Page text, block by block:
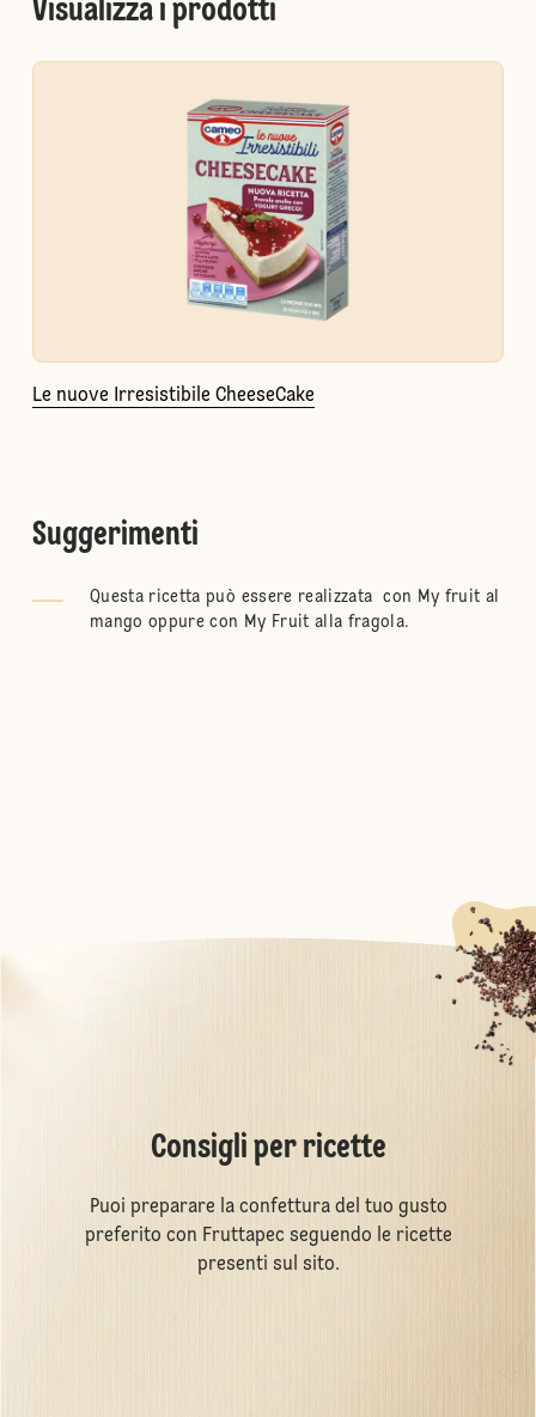
Visualizza i prodotti
Le nuove Irresistibile CheeseCake
Suggerimenti
Questa ricetta può essere realizzata con My fruit al
mango oppure con My Fruit alla fragola.
Consigli per ricette
Puoi preparare la confettura del tuo gusto
preferito con Fruttapec seguendo le ricette
presenti sul sito.